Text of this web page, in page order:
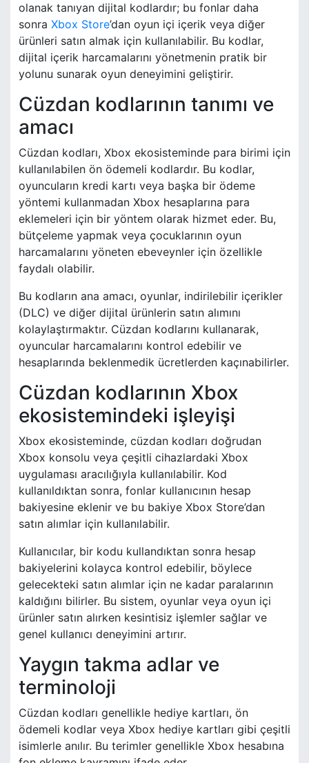
olanak tanıyan dijital kodlardır; bu fonlar daha
sonra Xbox Store’dan oyun içi içerik veya diğer
ürünleri satın almak için kullanılabilir. Bu kodlar,
dijital içerik harcamalarını yönetmenin pratik bir
yolunu sunarak oyun deneyimini geliştirir.
Cüzdan kodlarının tanımı ve
amacı
Cüzdan kodları, Xbox ekosisteminde para birimi için
kullanılabilen ön ödemeli kodlardır. Bu kodlar,
oyuncuların kredi kartı veya başka bir ödeme
yöntemi kullanmadan Xbox hesaplarına para
eklemeleri için bir yöntem olarak hizmet eder. Bu,
bütçeleme yapmak veya çocuklarının oyun
harcamalarını yöneten ebeveynler için özellikle
faydalı olabilir.
Bu kodların ana amacı, oyunlar, indirilebilir içerikler
(DLC) ve diğer dijital ürünlerin satın alımını
kolaylaştırmaktır. Cüzdan kodlarını kullanarak,
oyuncular harcamalarını kontrol edebilir ve
hesaplarında beklenmedik ücretlerden kaçınabilirler.
Cüzdan kodlarının Xbox
ekosistemindeki işleyişi
Xbox ekosisteminde, cüzdan kodları doğrudan
Xbox konsolu veya çeşitli cihazlardaki Xbox
uygulaması aracılığıyla kullanılabilir. Kod
kullanıldıktan sonra, fonlar kullanıcının hesap
bakiyesine eklenir ve bu bakiye Xbox Store’dan
satın alımlar için kullanılabilir.
Kullanıcılar, bir kodu kullandıktan sonra hesap
bakiyelerini kolayca kontrol edebilir, böylece
gelecekteki satın alımlar için ne kadar paralarının
kaldığını bilirler. Bu sistem, oyunlar veya oyun içi
ürünler satın alırken kesintisiz işlemler sağlar ve
genel kullanıcı deneyimini artırır.
Yaygın takma adlar ve
terminoloji
Cüzdan kodları genellikle hediye kartları, ön
ödemeli kodlar veya Xbox hediye kartları gibi çeşitli
isimlerle anılır. Bu terimler genellikle Xbox hesabına